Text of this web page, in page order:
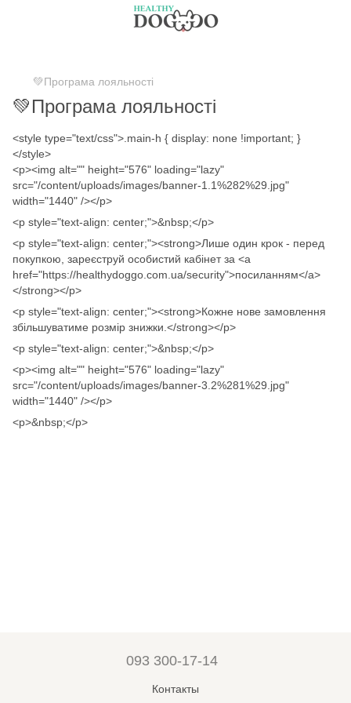
💚Програма лояльності
💚Програма лояльності
<style type="text/css">.main-h { display: none !important; }
</style>
<p><img alt="" height="576" loading="lazy"
src="/content/uploads/images/banner-1.1%282%29.jpg"
width="1440" /></p>
<p style="text-align: center;">&nbsp;</p>
<p style="text-align: center;"><strong>Лише один крок - перед
покупкою, зареєструй особистий кабінет за <a
href="https://healthydoggo.com.ua/security">посиланням</a>
</strong></p>
<p style="text-align: center;"><strong>Кожне нове замовлення
збільшуватиме розмір знижки.</strong></p>
<p style="text-align: center;">&nbsp;</p>
<p><img alt="" height="576" loading="lazy"
src="/content/uploads/images/banner-3.2%281%29.jpg"
width="1440" /></p>
<p>&nbsp;</p>
093 300-17-14
Контакты